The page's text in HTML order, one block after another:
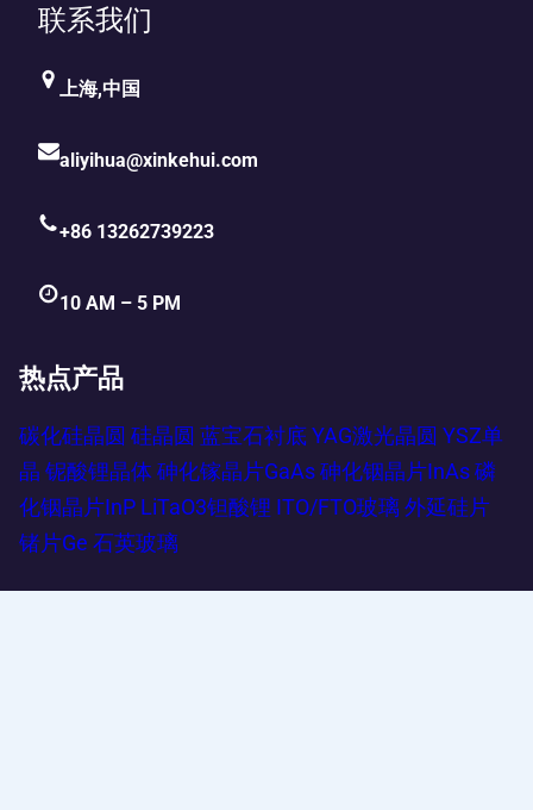
联系我们
上海,中国
aliyihua@xinkehui.com
+86 13262739223
10 AM – 5 PM
热点产品
碳化硅晶圆 硅晶圆 蓝宝石衬底 YAG激光晶圆 YSZ单
晶 铌酸锂晶体 砷化镓晶片GaAs 砷化铟晶片InAs 磷
化铟晶片InP LiTaO3钽酸锂 ITO/FTO玻璃 外延硅片
锗片Ge 石英玻璃